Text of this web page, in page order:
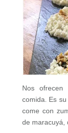
Nos ofrecen
comida. Es
come con
de maracuyá,